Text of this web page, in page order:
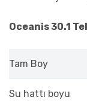
Oceanis 30.1
Tam Boy
Su hattı boyu